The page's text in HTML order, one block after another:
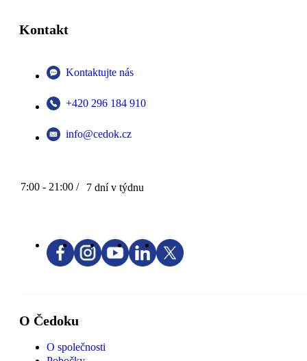
Kontakt
Kontaktujte nás
+420 296 184 910
info@cedok.cz
7:00 - 21:00 / 7 dní v týdnu
O Čedoku
O společnosti